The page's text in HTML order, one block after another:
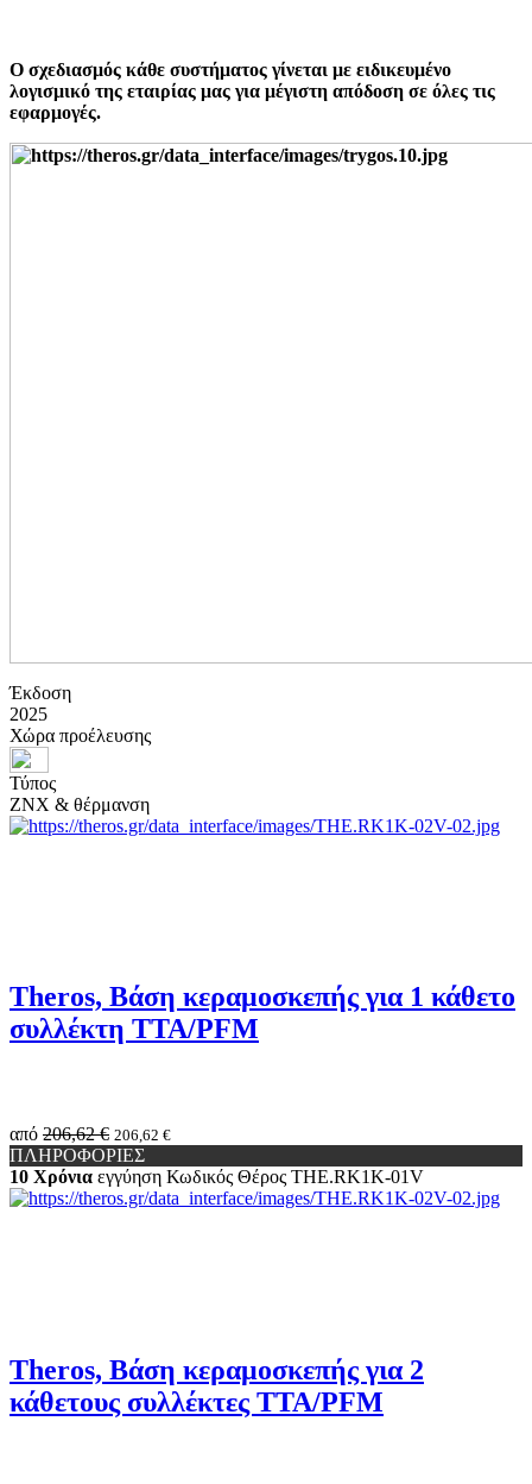
Ο σχεδιασμός κάθε συστήματος γίνεται με ειδικευμένο
λογισμικό της εταιρίας μας για μέγιστη απόδοση σε όλες τις
εφαρμογές.
Έκδοση
2025
Χώρα προέλευσης
Τύπος
ΖΝΧ & θέρμανση
Theros, Βάση κεραμοσκεπής για 1 κάθετο
συλλέκτη TTA/PFM
από 206,62 € 206,62 €
ΠΛΗΡΟΦΟΡΙΕΣ
10 Χρόνια εγγύηση Κωδικός Θέρος THE.RK1K-01V
Theros, Βάση κεραμοσκεπής για 2
κάθετους συλλέκτες TTA/PFM